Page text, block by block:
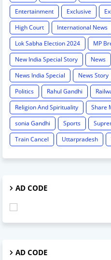
Entertainment
Exclusive
High Court
International News
Lok Sabha Election 2024
MP
New India Special Story
News
News India Special
News Story
Politics
Rahul Gandhi
Religion And Spirituality
Share
sonia Gandhi
Sports
Train Cancel
Uttarpradesh
AD CODE
AD CODE